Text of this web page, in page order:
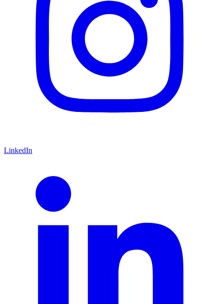
LinkedIn